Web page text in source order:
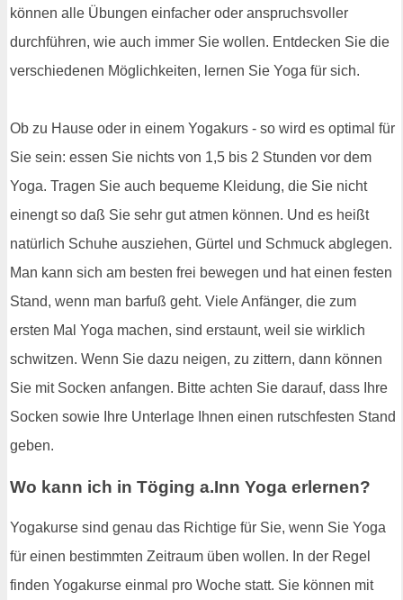
können alle Übungen einfacher oder anspruchsvoller
durchführen, wie auch immer Sie wollen. Entdecken Sie die
verschiedenen Möglichkeiten, lernen Sie Yoga für sich.
Ob zu Hause oder in einem Yogakurs - so wird es optimal für
Sie sein: essen Sie nichts von 1,5 bis 2 Stunden vor dem
Yoga. Tragen Sie auch bequeme Kleidung, die Sie nicht
einengt so daß Sie sehr gut atmen können. Und es heißt
natürlich Schuhe ausziehen, Gürtel und Schmuck abglegen.
Man kann sich am besten frei bewegen und hat einen festen
Stand, wenn man barfuß geht. Viele Anfänger, die zum
ersten Mal Yoga machen, sind erstaunt, weil sie wirklich
schwitzen. Wenn Sie dazu neigen, zu zittern, dann können
Sie mit Socken anfangen. Bitte achten Sie darauf, dass Ihre
Socken sowie Ihre Unterlage Ihnen einen rutschfesten Stand
geben.
Wo kann ich in Töging a.Inn Yoga erlernen?
Yogakurse sind genau das Richtige für Sie, wenn Sie Yoga
für einen bestimmten Zeitraum üben wollen. In der Regel
finden Yogakurse einmal pro Woche statt. Sie können mit